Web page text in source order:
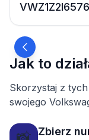
Jak to
Skorzystaj z
swojego
Zbierz